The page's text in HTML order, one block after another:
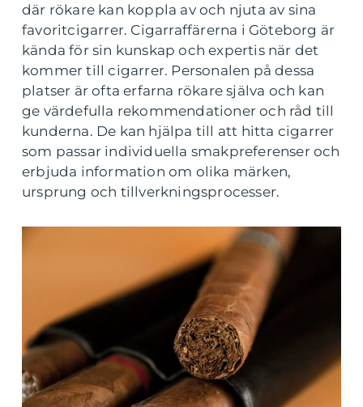
där rökare kan koppla av och njuta av sina
favoritcigarrer. Cigarraffärerna i Göteborg är
kända för sin kunskap och expertis när det
kommer till cigarrer. Personalen på dessa
platser är ofta erfarna rökare själva och kan
ge värdefulla rekommendationer och råd till
kunderna. De kan hjälpa till att hitta cigarrer
som passar individuella smakpreferenser och
erbjuda information om olika märken,
ursprung och tillverkningsprocesser.